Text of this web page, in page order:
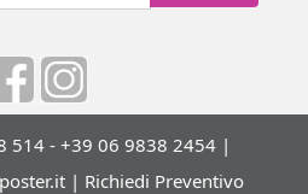
514 - +39 06 9838 2454 |
| Richiedi Preventivo